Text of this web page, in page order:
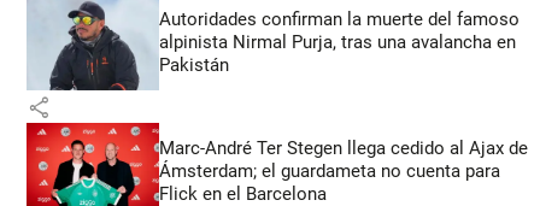
Autoridades confirman la muerte del famoso
alpinista Nirmal Purja, tras una avalancha en
Pakistán
share
Marc-André Ter Stegen llega cedido al Ajax de
Ámsterdam; el guardameta no cuenta para
Flick en el Barcelona